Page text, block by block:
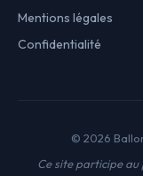
Mentions légales
Confidentialité
© 2026
Ce site participe